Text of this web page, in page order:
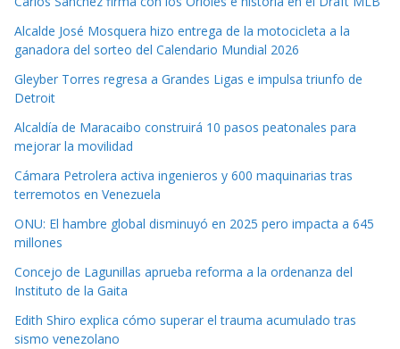
Alcalde José Mosquera hizo entrega de la motocicleta a la
ganadora del sorteo del Calendario Mundial 2026
Gleyber Torres regresa a Grandes Ligas e impulsa triunfo de
Detroit
Alcaldía de Maracaibo construirá 10 pasos peatonales para
mejorar la movilidad
Cámara Petrolera activa ingenieros y 600 maquinarias tras
terremotos en Venezuela
ONU: El hambre global disminuyó en 2025 pero impacta a 645
millones
Concejo de Lagunillas aprueba reforma a la ordenanza del
Instituto de la Gaita
Edith Shiro explica cómo superar el trauma acumulado tras
sismo venezolano